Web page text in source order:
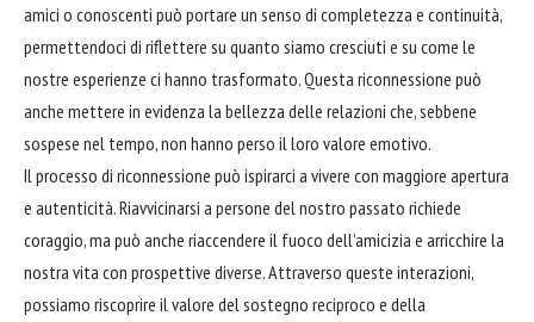
amici o conoscenti può portare un senso di completezza e continuità,
permettendoci di riflettere su quanto siamo cresciuti e su come le
nostre esperienze ci hanno trasformato. Questa riconnessione può
anche mettere in evidenza la bellezza delle relazioni che, sebbene
sospese nel tempo, non hanno perso il loro valore emotivo.
Il processo di riconnessione può ispirarci a vivere con maggiore apertura
e autenticità. Riavvicinarsi a persone del nostro passato richiede
coraggio, ma può anche riaccendere il fuoco dell’amicizia e arricchire la
nostra vita con prospettive diverse. Attraverso queste interazioni,
possiamo riscoprire il valore del sostegno reciproco e della